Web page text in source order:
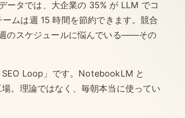
ータでは、大企業の 35% が LLM でコ
ムは週 15 時間を節約できます。競合
のスケジュールに悩んでいる——その
Loop」です。NotebookLM と
。理論ではなく、毎朝本当に使ってい